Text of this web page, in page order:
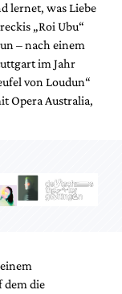
lernet, was Liebe
„Roi Ubu“
– nach einem
im Jahr
von Loudun“
Opera Australia,
dem die